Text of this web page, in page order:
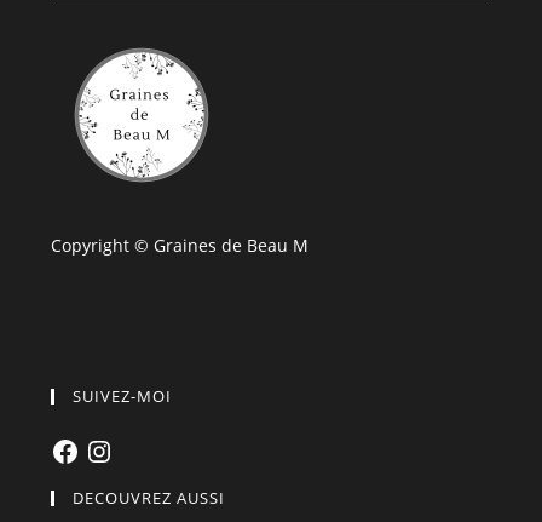
Copyright © Graines de Beau M
SUIVEZ-MOI
FacebookInstagram
DECOUVREZ AUSSI